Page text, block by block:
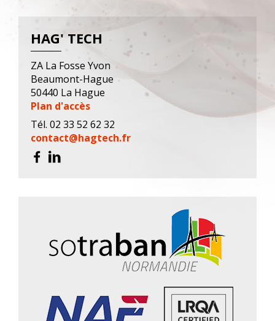
HAG' TECH
ZA La Fosse Yvon
Beaumont-Hague
50440 La Hague
Plan d'accès
Tél. 02 33 52 62 32
contact@hagtech.fr